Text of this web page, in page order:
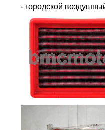
- городской